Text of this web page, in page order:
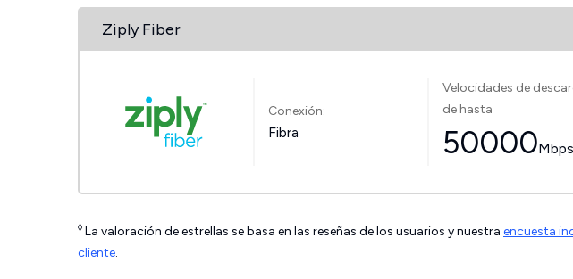
Ziply Fiber
Conexión:
Fibra
Velocidades de
de hasta
50000Mbps
◊ La valoración de estrellas se basa en las reseñas de los usuarios y nuestra encuesta
cliente.